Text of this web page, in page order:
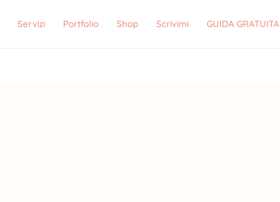
Servizi Portfolio Shop Scrivimi GUIDA GRATUITA